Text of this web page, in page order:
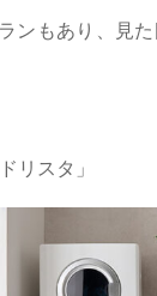
ンもあり、見
リスタ」